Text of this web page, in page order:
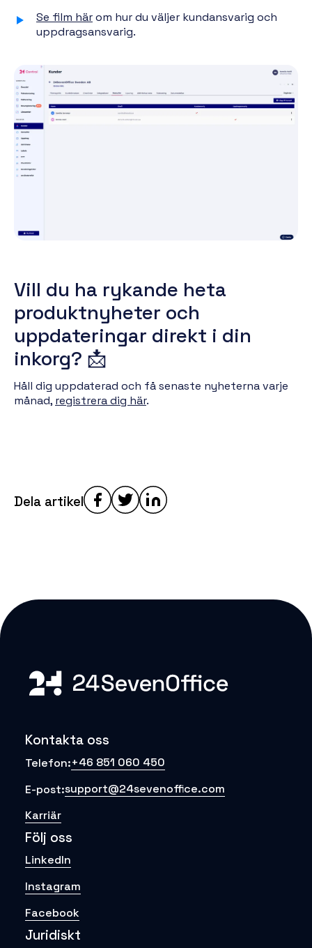
Se film härom hur du väljer kundansvarig och
uppdragsansvarig.
Vill du ha rykande heta
produktnyheter och
uppdateringar direkt i din
inkorg? 📩
Håll dig uppdaterad och få senaste nyheterna varje
månad, registrera dig här.
Dela artikel
Kontakta oss
Telefon:+46 851 060 450
E-post:support@24sevenoffice.com
Karriär
Följ oss
LinkedIn
Instagram
Facebook
Juridiskt